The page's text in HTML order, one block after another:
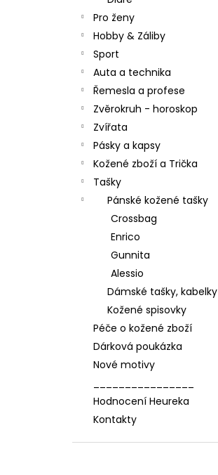
Pro ženy
Hobby & Záliby
Sport
Auta a technika
Řemesla a profese
Zvěrokruh - horoskop
Zvířata
Pásky a kapsy
Kožené zboží a Trička
Tašky
Pánské kožené tašky
Crossbag
Enrico
Gunnita
Alessio
Dámské tašky, kabelky
Kožené spisovky
Péče o kožené zboží
Dárková poukázka
Nové motivy
Hodnocení Heureka
Kontakty